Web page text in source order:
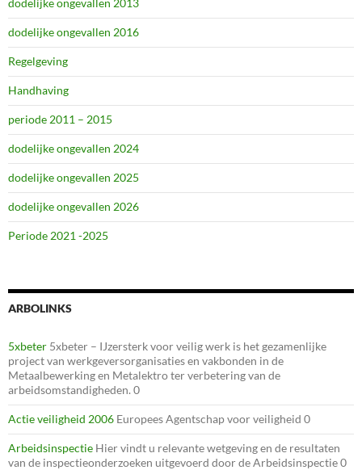
dodelijke ongevallen 2016
Regelgeving
Handhaving
periode 2011 – 2015
dodelijke ongevallen 2024
dodelijke ongevallen 2025
dodelijke ongevallen 2026
Periode 2021 -2025
ARBOLINKS
5xbeter 5xbeter – IJzersterk voor veilig werk is het gezamenlijke
project van werkgeversorganisaties en vakbonden in de
Metaalbewerking en Metalektro ter verbetering van de
arbeidsomstandigheden. 0
Actie veiligheid 2006 Europees Agentschap voor veiligheid 0
Arbeidsinspectie Hier vindt u relevante wetgeving en de resultaten
van de inspectieonderzoeken uitgevoerd door de Arbeidsinspectie 0